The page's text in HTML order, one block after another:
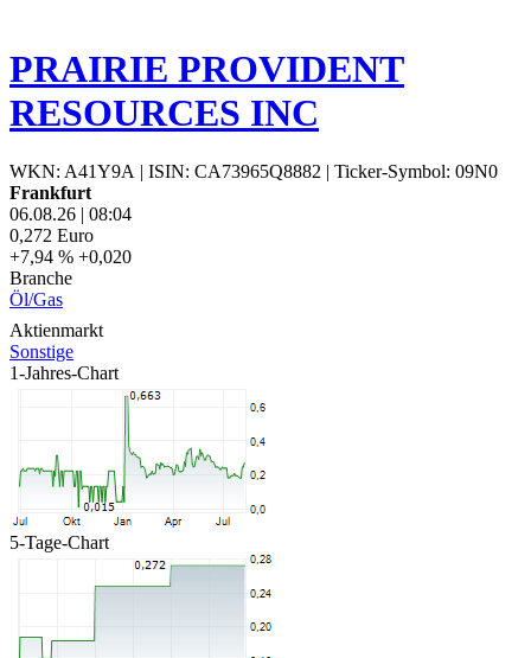
PRAIRIE PROVIDENT
RESOURCES INC
WKN: A41Y9A | ISIN: CA73965Q8882 | Ticker-Symbol: 09N0
Frankfurt
06.08.26 | 08:04
0,272 Euro
+7,94 % +0,020
Branche
Öl/Gas
Aktienmarkt
Sonstige
1-Jahres-Chart
5-Tage-Chart